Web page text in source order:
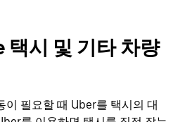
택시 및 기타 차량
필요할 때 Uber를 택시의 대